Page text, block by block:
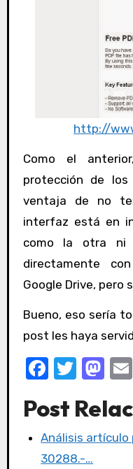
http://
Como el
protección de los
ventaja de no
interfaz está en
como la otra ni
directamente
Google Drive, pero
Bueno, eso sería
post les haya
F
c
e
b
T
it
te
r
M
st
o
Post
Análisis artículo
30288.-…